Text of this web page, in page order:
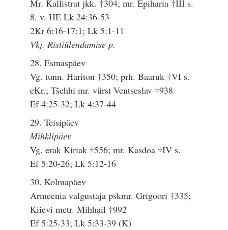
Mr. Kallistrat jkk. †304; mr. Epiharia †III s.
8. v. HE Lk 24:36-53
2Kr 6:16-17:1; Lk 5:1-11
Vkj. Ristiülendamise p.
28. Esmaspäev
Vg. tunn. Hariton †350; prh. Baaruk †VI s.
eKr.; Tšehhi mr. vürst Ventseslav †938
Ef 4:25-32; Lk 4:37-44
29. Teisipäev
Mihklipäev
Vg. erak Kiriak †556; mr. Kasdoa †IV s.
Ef 5:20-26; Lk 5:12-16
30. Kolmapäev
Armeenia valgustaja pskmr. Grigoori †335;
Kiievi metr. Mihhail †992
Ef 5:25-33; Lk 5:33-39 (K)